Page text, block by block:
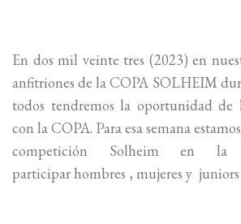
En dos mil veinte tres (2023) en
anfitriones de la COPA SOLHEIM
todos tendremos la oportunidad de
con la COPA. Para esa semana
competición Solheim en la
participar hombres , mujeres y juniors